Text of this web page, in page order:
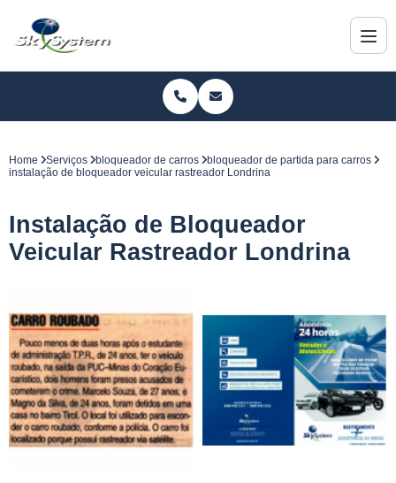
Home Serviços bloqueador de carros
bloqueador de partida para carros
instalação de bloqueador veicular rastreador Londrina
Instalação de Bloqueador
Veicular Rastreador Londrina